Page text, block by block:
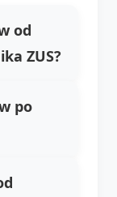
od
ZUS?
po